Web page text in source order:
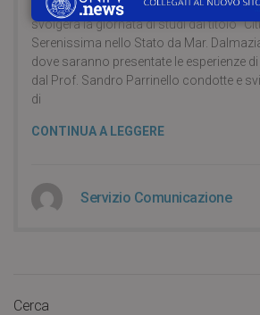
Bastione delle Maddalene (Vicolo
svolgerà la giornata di studi dal titolo
Serenissima nello Stato da Mar.
dove saranno presentate le esperienze
dal Prof. Sandro Parrinello condotte e
di
CONTINUA A LEGGERE
Servizio Comunicazione
Cerca